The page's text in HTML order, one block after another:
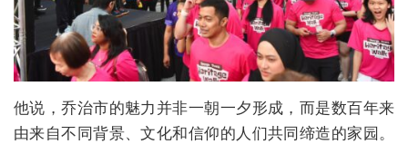
他说，乔治市的魅力并非一朝一夕形成，而是数百年来
由来自不同背景、文化和信仰的人们共同缔造的家园。